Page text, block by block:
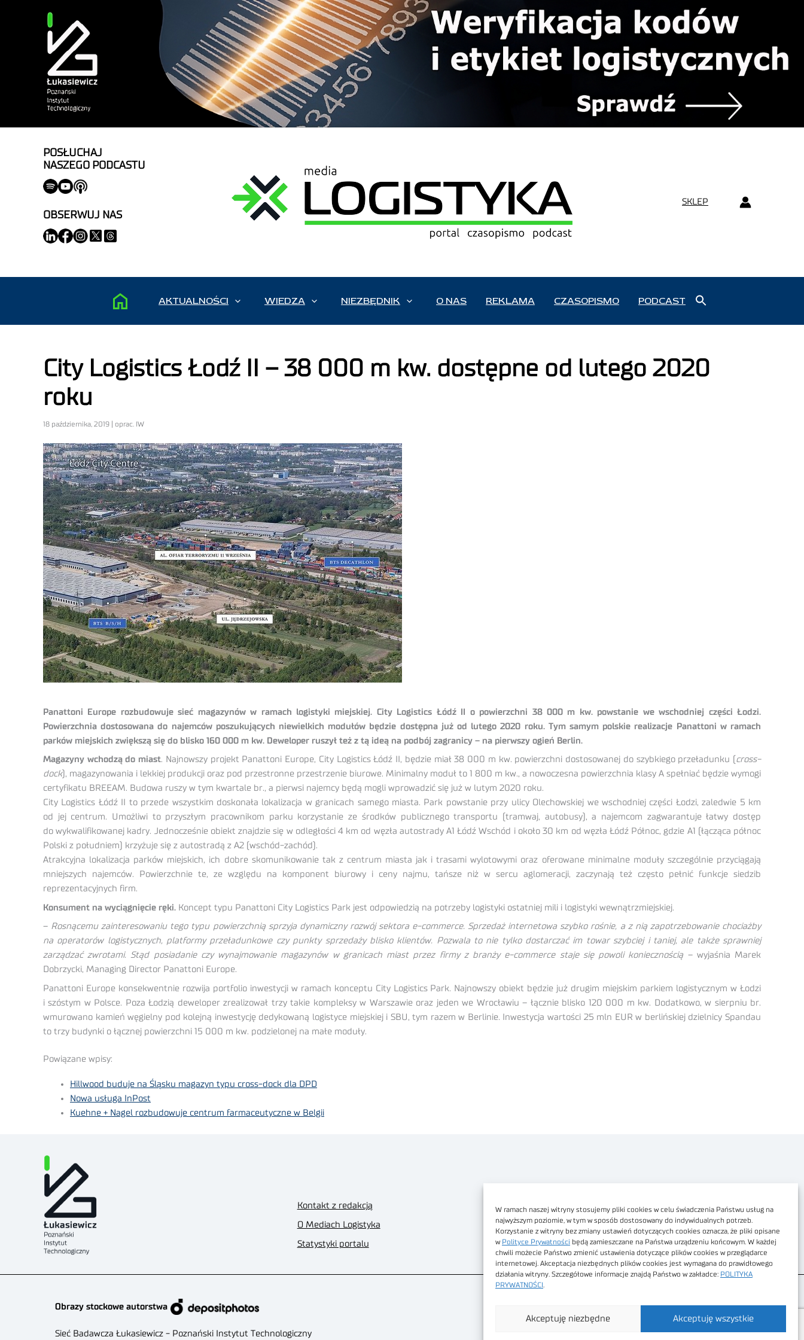
W ramach naszej witryny stosujemy pliki cookies w celu świadczenia Państwu usług na
najwyższym poziomie, w tym w sposób dostosowany do indywidualnych potrzeb.
Korzystanie z witryny bez zmiany ustawień dotyczących cookies oznacza, że pliki opisane
w Polityce Prywatności będą zamieszczane na Państwa urządzeniu końcowym. W każdej
chwili możecie Państwo zmienić ustawienia dotyczące plików cookies w przeglądarce
internetowej. Akceptacja niezbędnych plików cookies jest wymagana do prawidłowego
działania witryny. Szczegółowe informacje znajdą Państwo w zakładce: POLITYKA
PRYWATNOŚCI
Akceptuję wszystkie
Akceptuję niezbędne
POSŁUCHAJ
NASZEGO PODCASTU
OBSERWUJ NAS
SKLEP
AKTUALNOŚCI WIEDZA NIEZBĘDNIK O NAS REKLAMA CZASOPISMO PODCAST
City Logistics Łodź II – 38 000 m kw. dostępne od lutego 2020
roku
18 października, 2019 | oprac. IW
Panattoni Europe rozbudowuje sieć magazynów w ramach logistyki miejskiej. City Logistics Łódź II o powierzchni 38 000 m kw. powstanie we wschodniej części Łodzi.
Powierzchnia dostosowana do najemców poszukujących niewielkich modułów będzie dostępna już od lutego 2020 roku. Tym samym polskie realizacje Panattoni w ramach
parków miejskich zwiększą się do blisko 160 000 m kw. Deweloper ruszył też z tą ideą na podbój zagranicy – na pierwszy ogień Berlin.
Magazyny wchodzą do miast. Najnowszy projekt Panattoni Europe, City Logistics Łódź II, będzie miał 38 000 m kw. powierzchni dostosowanej do szybkiego przeładunku ( cross-
dock), magazynowania i lekkiej produkcji oraz pod przestronne przestrzenie biurowe. Minimalny moduł to 1 800 m kw., a nowoczesna powierzchnia klasy A spełniać będzie wymogi
certyfikatu BREEAM. Budowa ruszy w tym kwartale br., a pierwsi najemcy będą mogli wprowadzić się już w lutym 2020 roku.
City Logistics Łódź II to przede wszystkim doskonała lokalizacja w granicach samego miasta. Park powstanie przy ulicy Olechowskiej we wschodniej części Łodzi, zaledwie 5 km
od jej centrum. Umożliwi to przyszłym pracownikom parku korzystanie ze środków publicznego transportu (tramwaj, autobusy), a najemcom zagwarantuje łatwy dostęp
do wykwalifikowanej kadry. Jednocześnie obiekt znajdzie się w odległości 4 km od węzła autostrady A1 Łódź Wschód i około 30 km od węzła Łódź Północ, gdzie A1 (łącząca północ
Polski z południem) krzyżuje się z autostradą z A2 (wschód-zachód).
Atrakcyjna lokalizacja parków miejskich, ich dobre skomunikowanie tak z centrum miasta jak i trasami wylotowymi oraz oferowane minimalne moduły szczególnie przyciągają
mniejszych najemców. Powierzchnie te, ze względu na komponent biurowy i ceny najmu, tańsze niż w sercu aglomeracji, zaczynają też często pełnić funkcje siedzib
reprezentacyjnych firm.
Konsument na wyciągnięcie ręki. Koncept typu Panattoni City Logistics Park jest odpowiedzią na potrzeby logistyki ostatniej mili i logistyki wewnątrzmiejskiej.
– Rosnącemu zainteresowaniu tego typu powierzchnią sprzyja dynamiczny rozwój sektora e-commerce. Sprzedaż internetowa szybko rośnie, a z nią zapotrzebowanie chociażby
na operatorów logistycznych, platformy przeładunkowe czy punkty sprzedaży blisko klientów. Pozwala to nie tylko dostarczać im towar szybciej i taniej, ale także sprawniej
zarządzać zwrotami. Stąd posiadanie czy wynajmowanie magazynów w granicach miast przez firmy z branży e-commerce staje się powoli koniecznością – wyjaśnia Marek
Dobrzycki, Managing Director Panattoni Europe.
Panattoni Europe konsekwentnie rozwija portfolio inwestycji w ramach konceptu City Logistics Park. Najnowszy obiekt będzie już drugim miejskim parkiem logistycznym w Łodzi
i szóstym w Polsce. Poza Łodzią deweloper zrealizował trzy takie kompleksy w Warszawie oraz jeden we Wrocławiu – łącznie blisko 120 000 m kw. Dodatkowo, w sierpniu br.
wmurowano kamień węgielny pod kolejną inwestycję dedykowaną logistyce miejskiej i SBU, tym razem w Berlinie. Inwestycja wartości 25 mln EUR w berlińskiej dzielnicy Spandau
to trzy budynki o łącznej powierzchni 15 000 m kw. podzielonej na małe moduły.
Powiązane wpisy:
Hillwood buduje na Śląsku magazyn typu cross-dock dla DPD
Nowa usługa InPost
Kuehne + Nagel rozbudowuje centrum farmaceutyczne w Belgii
Kontakt z redakcją
O Mediach Logistyka
Statystyki portalu
Dostępność cyfrowa
Regulamin Portalu
Regulamin sklepu
Obrazy stockowe autorstwa
Sieć Badawcza Łukasiewicz - Poznański Instytut Technologiczny